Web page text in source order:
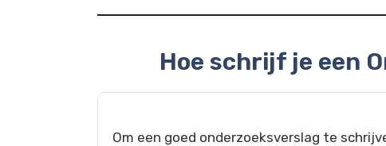
Hoe schrijf je een
Om een goed onderzoeksverslag te